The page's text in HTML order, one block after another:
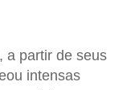
, a partir de seus
intensas